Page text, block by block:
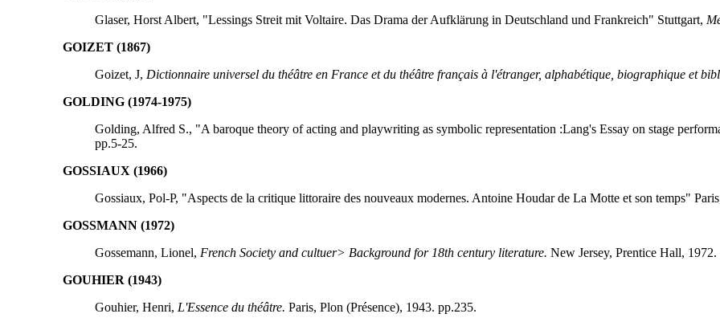
Glaser, Horst Albert, "Lessings Streit mit Voltaire. Das Drama der Aufklärung in Deutschland und Frankreich" Stuttgart,
GOIZET (1867)
Goizet, J, Dictionnaire universel du théâtre en France et du théâtre français à l'étranger, alphabétique, biographique et
GOLDING (1974-1975)
Golding, Alfred S., "A baroque theory of acting and playwriting as symbolic representation :Lang's Essay on stage
pp.5-25.
GOSSIAUX (1966)
Gossiaux, Pol-P, "Aspects de la critique littoraire des nouveaux modernes. Antoine Houdar de La Motte et son temps"
GOSSMANN (1972)
Gossemann, Lionel, French Society and cultuer> Background for 18th century literature. New Jersey, Prentice Hall, 1972.
GOUHIER (1943)
Gouhier, Henri, L'Essence du théâtre. Paris, Plon (Présence), 1943. pp.235.